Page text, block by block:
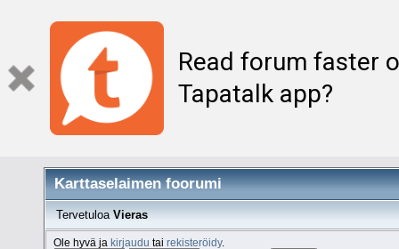
Read forum faster
Tapatalk app?
Karttaselaimen foorumi
Tervetuloa Vieras
Ole hyvä jakirjaudu tairekisteröidy.